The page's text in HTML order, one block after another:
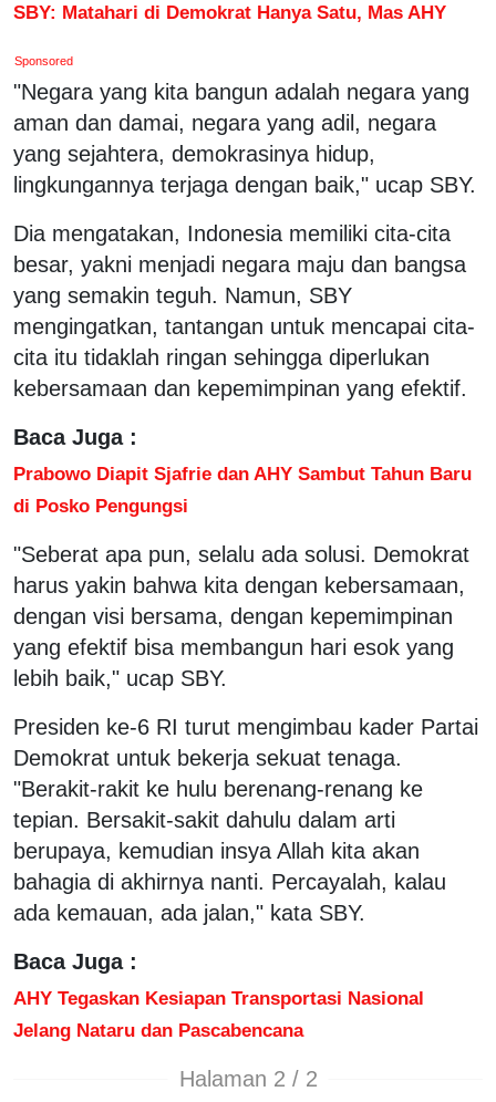
SBY: Matahari di Demokrat Hanya Satu, Mas AHY
Sponsored
"Negara yang kita bangun adalah negara yang
aman dan damai, negara yang adil, negara
yang sejahtera, demokrasinya hidup,
lingkungannya terjaga dengan baik," ucap SBY.
Dia mengatakan, Indonesia memiliki cita-cita
besar, yakni menjadi negara maju dan bangsa
yang semakin teguh. Namun, SBY
mengingatkan, tantangan untuk mencapai cita-
cita itu tidaklah ringan sehingga diperlukan
kebersamaan dan kepemimpinan yang efektif.
Baca Juga :
Prabowo Diapit Sjafrie dan AHY Sambut Tahun Baru
di Posko Pengungsi
"Seberat apa pun, selalu ada solusi. Demokrat
harus yakin bahwa kita dengan kebersamaan,
dengan visi bersama, dengan kepemimpinan
yang efektif bisa membangun hari esok yang
lebih baik," ucap SBY.
Presiden ke-6 RI turut mengimbau kader Partai
Demokrat untuk bekerja sekuat tenaga.
"Berakit-rakit ke hulu berenang-renang ke
tepian. Bersakit-sakit dahulu dalam arti
berupaya, kemudian insya Allah kita akan
bahagia di akhirnya nanti. Percayalah, kalau
ada kemauan, ada jalan," kata SBY.
Baca Juga :
AHY Tegaskan Kesiapan Transportasi Nasional
Jelang Nataru dan Pascabencana
Halaman 2 / 2